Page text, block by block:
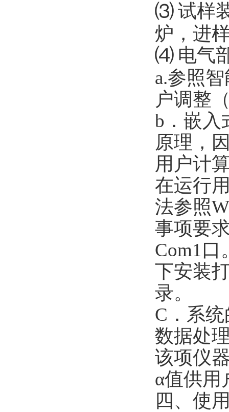
⑶试样
炉，进
⑷ 电气
a.参照
户调整
b ． 嵌入
原理，
用户计
在运行
法参照
事项要
Com1口
下安装
录。
C ．系
数据处
该项仪
α值供用
四、使